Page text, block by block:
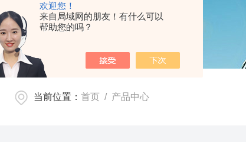
欢迎您！
来自局域网的朋友！有什么可以
帮助您的吗？
当前位置： 首页 / 产品中心